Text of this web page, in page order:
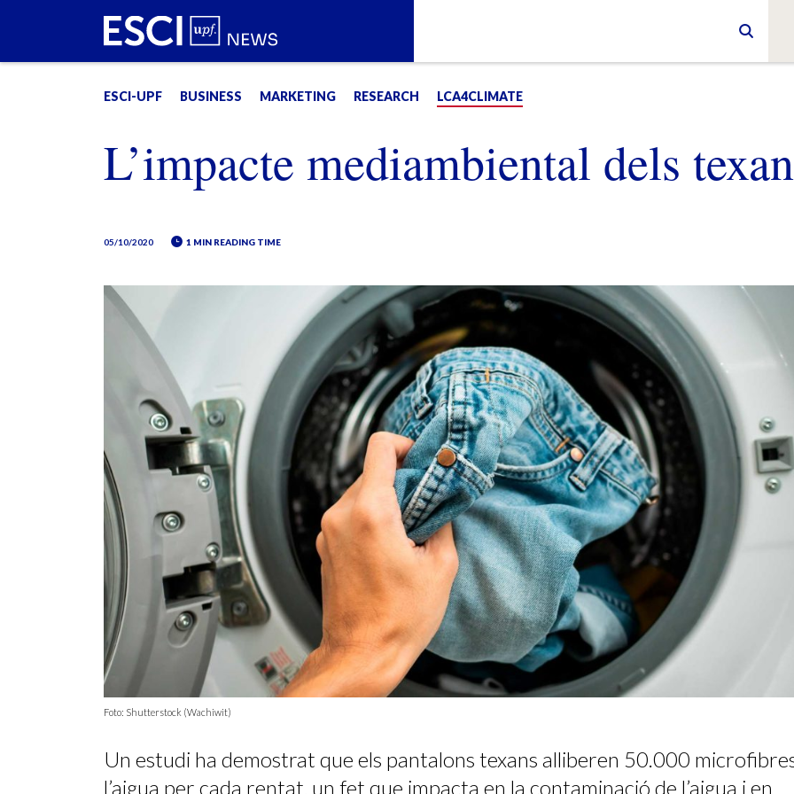
ESCI-UPF BUSINESS MARKETING RESEARCH LCA4CLIMATE
L’impacte mediambiental dels
05/10/2020 1 MIN READING TIME
Foto: Shutterstock (Wachiwit)
Un estudi ha demostrat que els pantalons texans alliberen 50.000
l’aigua per cada rentat, un fet que impacta en la contaminació de l’aigua i en